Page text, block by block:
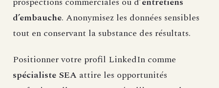
d’embauche. Anonymisez les données sensibles
tout en conservant la substance des résultats.
Positionner votre profil LinkedIn comme
spécialiste SEA attire les opportunités